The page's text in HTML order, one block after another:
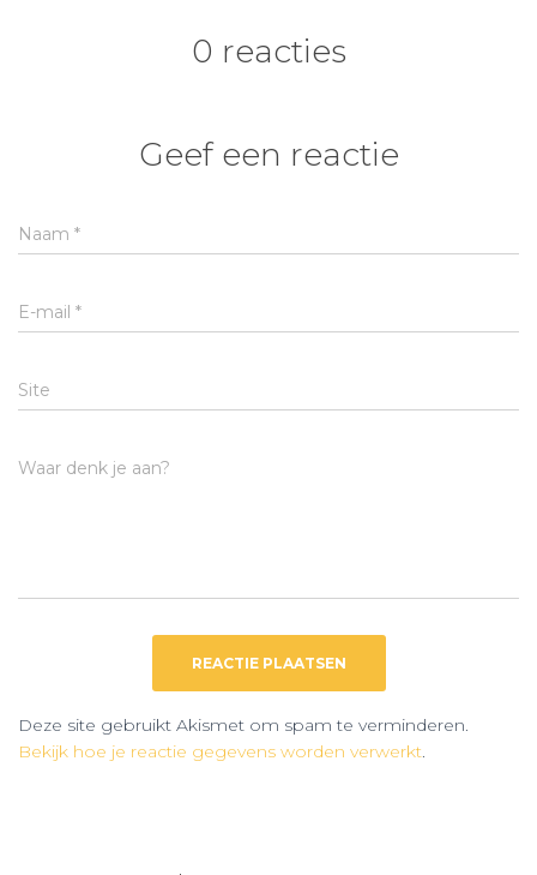
0 reacties
Geef een reactie
Naam *
E-mail *
Site
Waar denk je aan?
Deze site gebruikt Akismet om spam te verminderen.
Bekijk hoe je reactie gegevens worden verwerkt.